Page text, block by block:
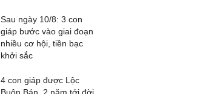
Sau ngày 10/8: 3 con
giáp bước vào giai đoạn
nhiều cơ hội, tiền bạc
khởi sắc
4 con giáp được Lộc